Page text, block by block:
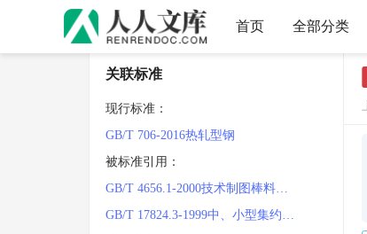
首页 全部分类
关联标准
现行标准：
GB/T 706-2016热轧型钢
被标准引用：
GB/T 4656.1-2000技术制图棒料、型材及其断面的简化表示法
GB/T 17824.3-1999中、小型集约化养猪场设备